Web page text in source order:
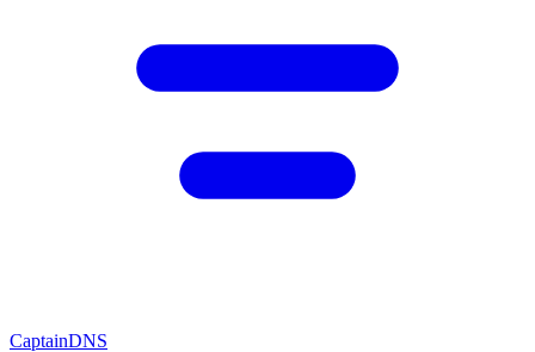
CaptainDNS